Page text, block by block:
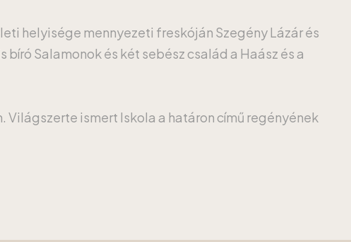
helyisége mennyezeti freskóján Szegény Lázár és
Salamonok és két sebész család a Haász és a
ismert Iskola a határon című regényének